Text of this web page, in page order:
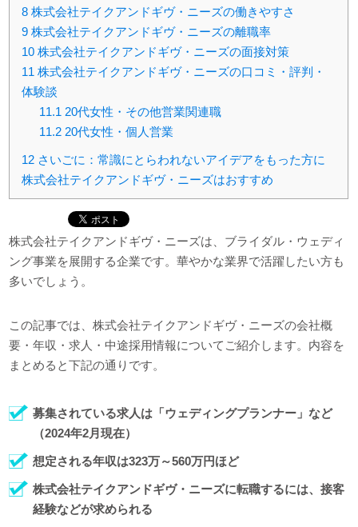
8 株式会社テイクアンドギヴ・ニーズの働きやすさ
9 株式会社テイクアンドギヴ・ニーズの離職率
10 株式会社テイクアンドギヴ・ニーズの面接対策
11 株式会社テイクアンドギヴ・ニーズの口コミ・評判・
体験談
11.1 20代女性・その他営業関連職
11.2 20代女性・個人営業
12 さいごに：常識にとらわれないアイデアをもった方に
株式会社テイクアンドギヴ・ニーズはおすすめ
株式会社テイクアンドギヴ・ニーズは、ブライダル・ウェディ
ング事業を展開する企業です。華やかな業界で活躍したい方も
多いでしょう。
この記事では、株式会社テイクアンドギヴ・ニーズの会社概
要・年収・求人・中途採用情報についてご紹介します。内容を
まとめると下記の通りです。
募集されている求人は「ウェディングプランナー」など
（2024年2月現在）
想定される年収は323万～560万円ほど
株式会社テイクアンドギヴ・ニーズに転職するには、接客
経験などが求められる